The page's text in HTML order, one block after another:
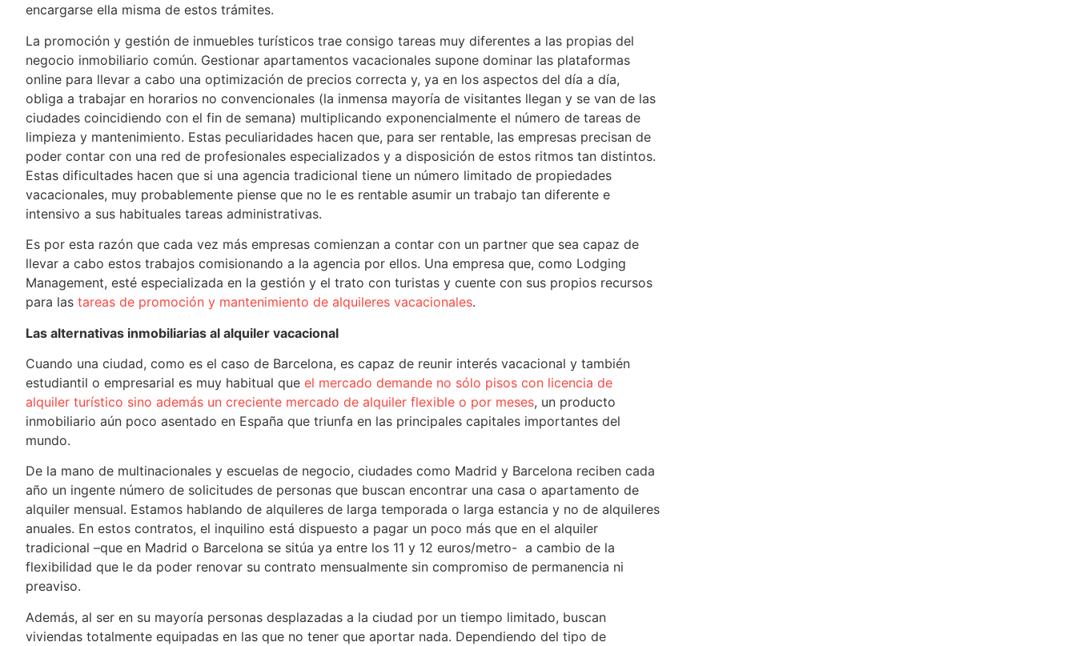
encargarse ella misma de estos trámites.
La promoción y gestión de inmuebles turísticos trae consigo tareas muy diferentes a las propias del
negocio inmobiliario común. Gestionar apartamentos vacacionales supone dominar las plataformas
online para llevar a cabo una optimización de precios correcta y, ya en los aspectos del día a día,
obliga a trabajar en horarios no convencionales (la inmensa mayoría de visitantes llegan y se van de las
ciudades coincidiendo con el fin de semana) multiplicando exponencialmente el número de tareas de
limpieza y mantenimiento. Estas peculiaridades hacen que, para ser rentable, las empresas precisan de
poder contar con una red de profesionales especializados y a disposición de estos ritmos tan distintos.
Estas dificultades hacen que si una agencia tradicional tiene un número limitado de propiedades
vacacionales, muy probablemente piense que no le es rentable asumir un trabajo tan diferente e
intensivo a sus habituales tareas administrativas.
Es por esta razón que cada vez más empresas comienzan a contar con un partner que sea capaz de
llevar a cabo estos trabajos comisionando a la agencia por ellos. Una empresa que, como Lodging
Management, esté especializada en la gestión y el trato con turistas y cuente con sus propios recursos
para las tareas de promoción y mantenimiento de alquileres vacacionales.
Las alternativas inmobiliarias al alquiler vacacional
Cuando una ciudad, como es el caso de Barcelona, es capaz de reunir interés vacacional y también
estudiantil o empresarial es muy habitual que el mercado demande no sólo pisos con licencia de
alquiler turístico sino además un creciente mercado de alquiler flexible o por meses, un producto
inmobiliario aún poco asentado en España que triunfa en las principales capitales importantes del
mundo.
De la mano de multinacionales y escuelas de negocio, ciudades como Madrid y Barcelona reciben cada
año un ingente número de solicitudes de personas que buscan encontrar una casa o apartamento de
alquiler mensual. Estamos hablando de alquileres de larga temporada o larga estancia y no de alquileres
anuales. En estos contratos, el inquilino está dispuesto a pagar un poco más que en el alquiler
tradicional –que en Madrid o Barcelona se sitúa ya entre los 11 y 12 euros/metro- a cambio de la
flexibilidad que le da poder renovar su contrato mensualmente sin compromiso de permanencia ni
preaviso.
Además, al ser en su mayoría personas desplazadas a la ciudad por un tiempo limitado, buscan
viviendas totalmente equipadas en las que no tener que aportar nada. Dependiendo del tipo de